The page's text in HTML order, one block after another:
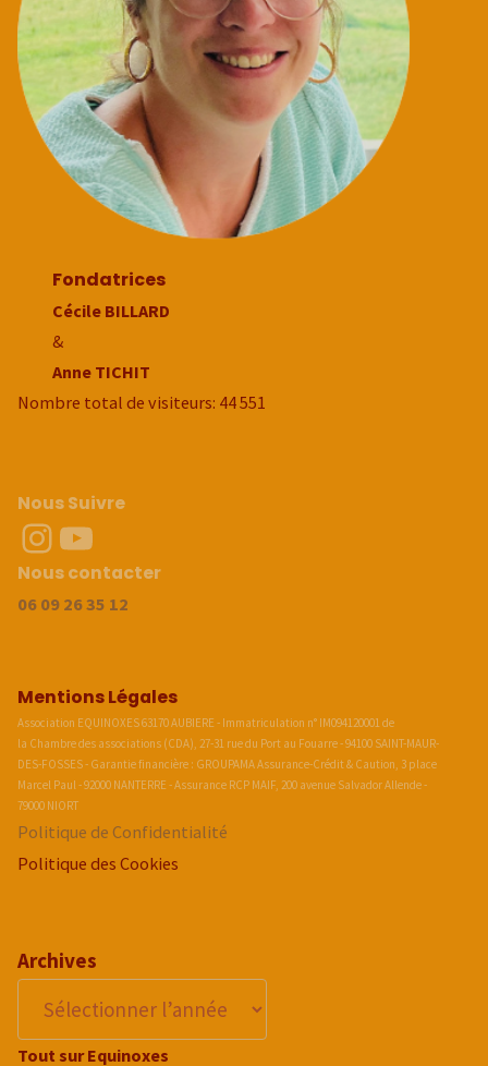
Fondatrices
Cécile BILLARD
&
Anne TICHIT
Nombre total de visiteurs: 44 551
Nous Suivre
Instragram
Youtube
Nous contacter
06 09 26 35 12
Mentions Légales
Association EQUINOXES 63170 AUBIERE - Immatriculation n° IM094120001 de
la Chambre des associations (CDA), 27-31 rue du Port au Fouarre - 94100 SAINT-MAUR-
DES-FOSSES - Garantie financière : GROUPAMA Assurance-Crédit & Caution, 3 place
Marcel Paul - 92000 NANTERRE - Assurance RCP MAIF, 200 avenue Salvador Allende -
79000 NIORT
Politique de Confidentialité
Politique des Cookies
Archives
Tout sur Equinoxes